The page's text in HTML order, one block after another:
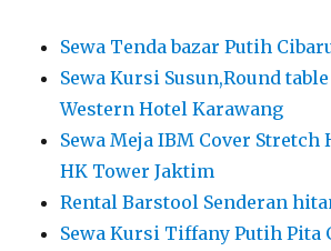
Sewa Tenda bazar Putih
Sewa Kursi Susun,Round
Western Hotel Karawang
Sewa Meja IBM Cover Stretch
HK Tower Jaktim
Rental Barstool Senderan
Sewa Kursi Tiffany Putih Pita